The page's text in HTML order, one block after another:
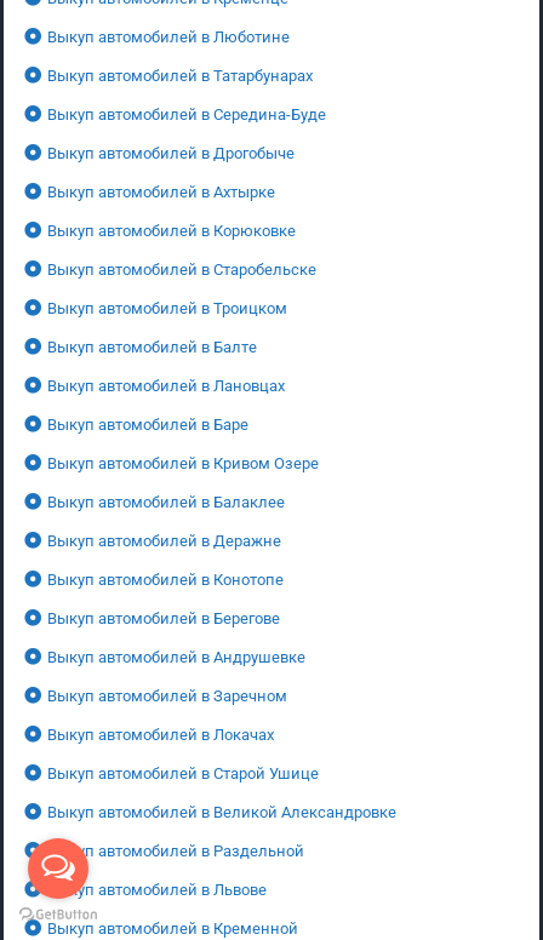
Выкуп автомобилей в Люботине
Выкуп автомобилей в Татарбунарах
Выкуп автомобилей в Середина-Буде
Выкуп автомобилей в Дрогобыче
Выкуп автомобилей в Ахтырке
Выкуп автомобилей в Корюковке
Выкуп автомобилей в Старобельске
Выкуп автомобилей в Троицком
Выкуп автомобилей в Балте
Выкуп автомобилей в Лановцах
Выкуп автомобилей в Баре
Выкуп автомобилей в Кривом Озере
Выкуп автомобилей в Балаклее
Выкуп автомобилей в Деражне
Выкуп автомобилей в Конотопе
Выкуп автомобилей в Берегове
Выкуп автомобилей в Андрушевке
Выкуп автомобилей в Заречном
Выкуп автомобилей в Локачах
Выкуп автомобилей в Старой Ушице
Выкуп автомобилей в Великой Александровке
Выкуп автомобилей в Раздельной
Выкуп автомобилей в Львове
Выкуп автомобилей в Кременной